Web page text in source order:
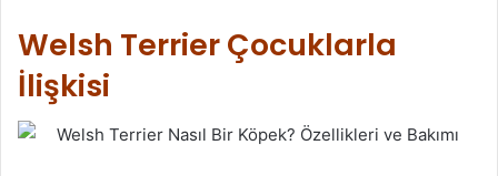
Welsh Terrier Çocuklarla
İlişkisi